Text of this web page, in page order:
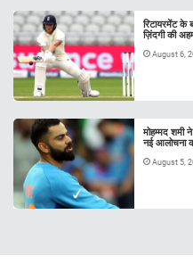
रिटायरमेंट के
ज़िंदगी की
August 6,
मोहम्मद शमी
नई आलोचना
August 5,